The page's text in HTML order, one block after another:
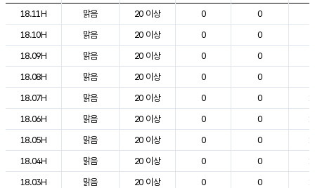
도시별 기상실황표로 지점, 날씨, 기온, 강수, 바람, 기압등을 안내한 표입
18.11H
맑음 20 이상 0 0
18.10H
맑음 20 이상 0 0
18.09H
맑음 20 이상 0 0
18.08H
맑음 20 이상 0 0
18.07H
맑음 20 이상 0 0
18.06H
맑음 20 이상 0 0
18.05H
맑음 20 이상 0 0
18.04H
맑음 20 이상 0 0
18.03H
맑음 20 이상 0 0